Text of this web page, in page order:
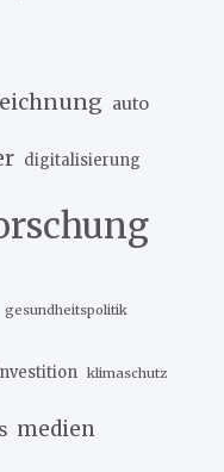
auto
digitalisierung
gesundheitspolitik
klimaschutz
medien